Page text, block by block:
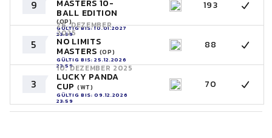
9 MASTERS 10-
BALL EDITION
(OP)
GÜLTIG BIS: 10.01.2027
23:59
193
5
26. DEZEMBER
2025
NO LIMITS
MASTERS (OP)
GÜLTIG BIS: 25.12.2026
23:59
88
3
10. DEZEMBER 2025
LUCKY PANDA
CUP (WT)
GÜLTIG BIS: 09.12.2026
23:59
70